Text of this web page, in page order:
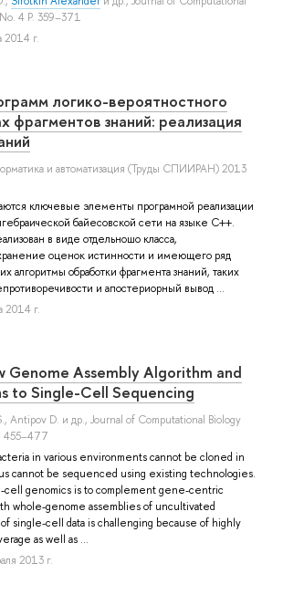
4 P. 359–371
2014 г.
логико-вероятностного
фрагментов знаний: реализация
и автоматизация (Труды СПИИРАН) 2013
ключевые элементы програмной реализации
байесовской сети на языке С++.
в виде отдельношо класса,
оценок истинности и имеющего ряд
алгоритмы обработки фрагмента знаний, таких
и апостериорный вывод ...
2014 г.
Genome Assembly Algorithm and
to Single-Cell Sequencing
, Antipov D. и др., Journal of Computational Biology
455–477
in various environments cannot be cloned in
cannot be sequenced using existing technologies.
cell genomics is to complement gene-centric
whole-genome assemblies of uncultivated
of single-cell data is challenging because of highly
as well as ...
2013 г.